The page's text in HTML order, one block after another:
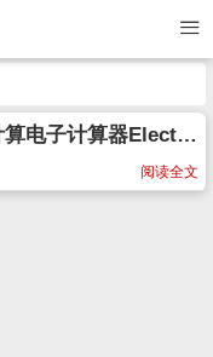
安卓电路计算器电阻计算电子计算器ElectroCalc v3.0破解版(电路计算器app)
阅读全文